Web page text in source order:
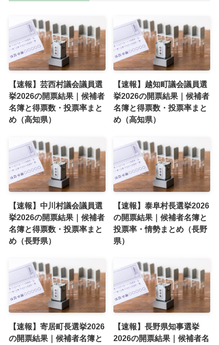
【速報】芸西村議会議員選
挙2026の開票結果｜候補者
名簿と得票数・投票率まと
め（高知県）
【速報】越知町議会議員選
挙2026の開票結果｜候補者
名簿と得票数・投票率まと
め（高知県）
【速報】中川村議会議員選
挙2026の開票結果｜候補者
名簿と得票数・投票率まと
め（長野県）
【速報】泰阜村長選挙2026
の開票結果｜候補者名簿と
投票率・情勢まとめ（長野
県）
【速報】寄居町長選挙2026
の開票結果｜候補者名簿と
【速報】長野県知事選挙
2026の開票結果｜候補者名